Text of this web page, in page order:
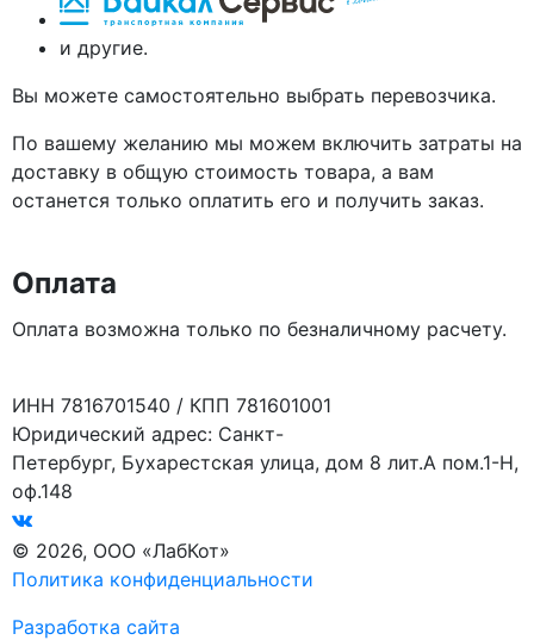
и другие.
Вы можете самостоятельно выбрать перевозчика.
По вашему желанию мы можем включить затраты на
доставку в общую стоимость товара, а вам
останется только оплатить его и получить заказ.
Оплата
Оплата возможна только по безналичному расчету.
ИНН 7816701540 / КПП 781601001
Юридический адрес: Санкт-
Петербург, Бухарестская улица, дом 8 лит.А пом.1-Н,
оф.148
© 2026, ООО «ЛабКот»
Политика конфиденциальности
Разработка сайта